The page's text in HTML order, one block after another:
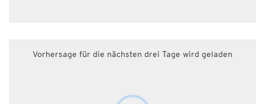
Vorhersage für die nächsten drei Tage wird geladen